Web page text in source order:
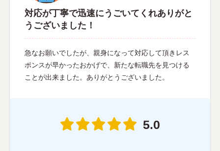
対応が丁寧で迅速にうごいてくれありがと
うございました！
急なお願いでしたが、親身になって対応して頂きレス
ポンスが早かったおかげで、新たな転職先を見つける
ことが出来ました。ありがとうございました。
5.0